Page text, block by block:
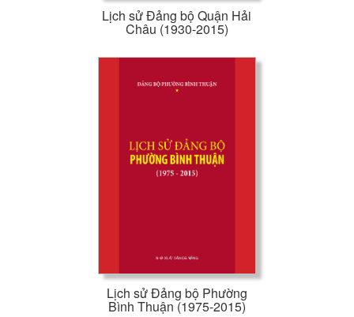
Lịch sử Đảng bộ Quận Hải
Châu (1930-2015)
Lịch sử Đảng bộ Phường
Bình Thuận (1975-2015)